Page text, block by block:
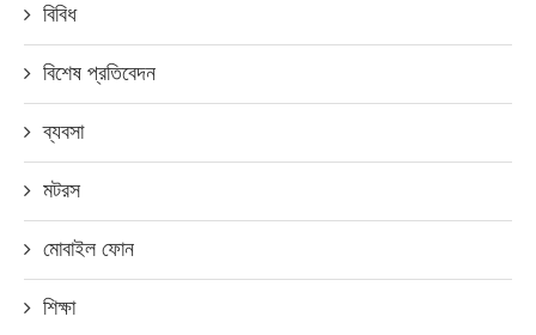
বিবিধ
বিশেষ প্রতিবেদন
ব্যবসা
মটরস
মোবাইল ফোন
শিক্ষা